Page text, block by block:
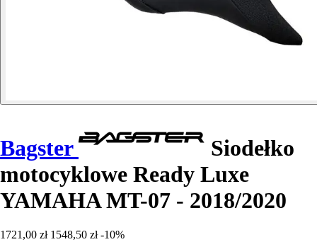
Bagster
Siodełko
motocyklowe Ready Luxe
YAMAHA MT-07 - 2018/2020
1721,00 zł 1548,50 zł -10%